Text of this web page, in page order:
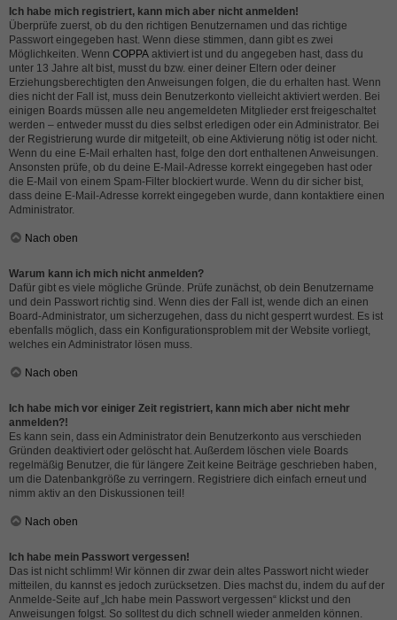
Ich habe mich registriert, kann mich aber nicht anmelden!
Überprüfe zuerst, ob du den richtigen Benutzernamen und das richtige
Passwort eingegeben hast. Wenn diese stimmen, dann gibt es zwei
Möglichkeiten. Wenn COPPA aktiviert ist und du angegeben hast, dass du
unter 13 Jahre alt bist, musst du bzw. einer deiner Eltern oder deiner
Erziehungsberechtigten den Anweisungen folgen, die du erhalten hast. Wenn
dies nicht der Fall ist, muss dein Benutzerkonto vielleicht aktiviert werden. Bei
einigen Boards müssen alle neu angemeldeten Mitglieder erst freigeschaltet
werden – entweder musst du dies selbst erledigen oder ein Administrator. Bei
der Registrierung wurde dir mitgeteilt, ob eine Aktivierung nötig ist oder nicht.
Wenn du eine E-Mail erhalten hast, folge den dort enthaltenen Anweisungen.
Ansonsten prüfe, ob du deine E-Mail-Adresse korrekt eingegeben hast oder
die E-Mail von einem Spam-Filter blockiert wurde. Wenn du dir sicher bist,
dass deine E-Mail-Adresse korrekt eingegeben wurde, dann kontaktiere einen
Administrator.
Nach oben
Warum kann ich mich nicht anmelden?
Dafür gibt es viele mögliche Gründe. Prüfe zunächst, ob dein Benutzername
und dein Passwort richtig sind. Wenn dies der Fall ist, wende dich an einen
Board-Administrator, um sicherzugehen, dass du nicht gesperrt wurdest. Es ist
ebenfalls möglich, dass ein Konfigurationsproblem mit der Website vorliegt,
welches ein Administrator lösen muss.
Nach oben
Ich habe mich vor einiger Zeit registriert, kann mich aber nicht mehr
anmelden?!
Es kann sein, dass ein Administrator dein Benutzerkonto aus verschieden
Gründen deaktiviert oder gelöscht hat. Außerdem löschen viele Boards
regelmäßig Benutzer, die für längere Zeit keine Beiträge geschrieben haben,
um die Datenbankgröße zu verringern. Registriere dich einfach erneut und
nimm aktiv an den Diskussionen teil!
Nach oben
Ich habe mein Passwort vergessen!
Das ist nicht schlimm! Wir können dir zwar dein altes Passwort nicht wieder
mitteilen, du kannst es jedoch zurücksetzen. Dies machst du, indem du auf der
Anmelde-Seite auf „Ich habe mein Passwort vergessen“ klickst und den
Anweisungen folgst. So solltest du dich schnell wieder anmelden können.